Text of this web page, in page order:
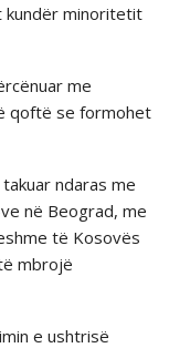
minoritetit
me
qoftë se formohet
ndaras me
në Beograd, me
të Kosovës
mbrojë
e ushtrisë